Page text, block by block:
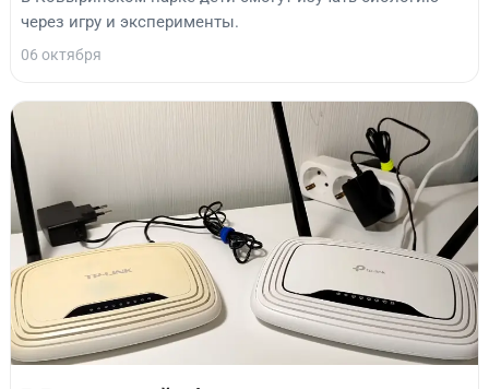
через игру и эксперименты.
06 октября